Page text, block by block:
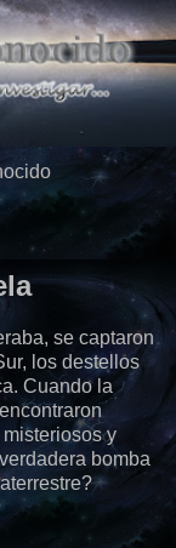
se captaron
los destellos
Cuando la
y
bomba